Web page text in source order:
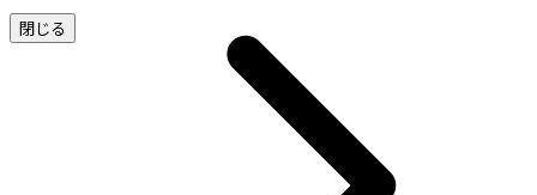
閉じる